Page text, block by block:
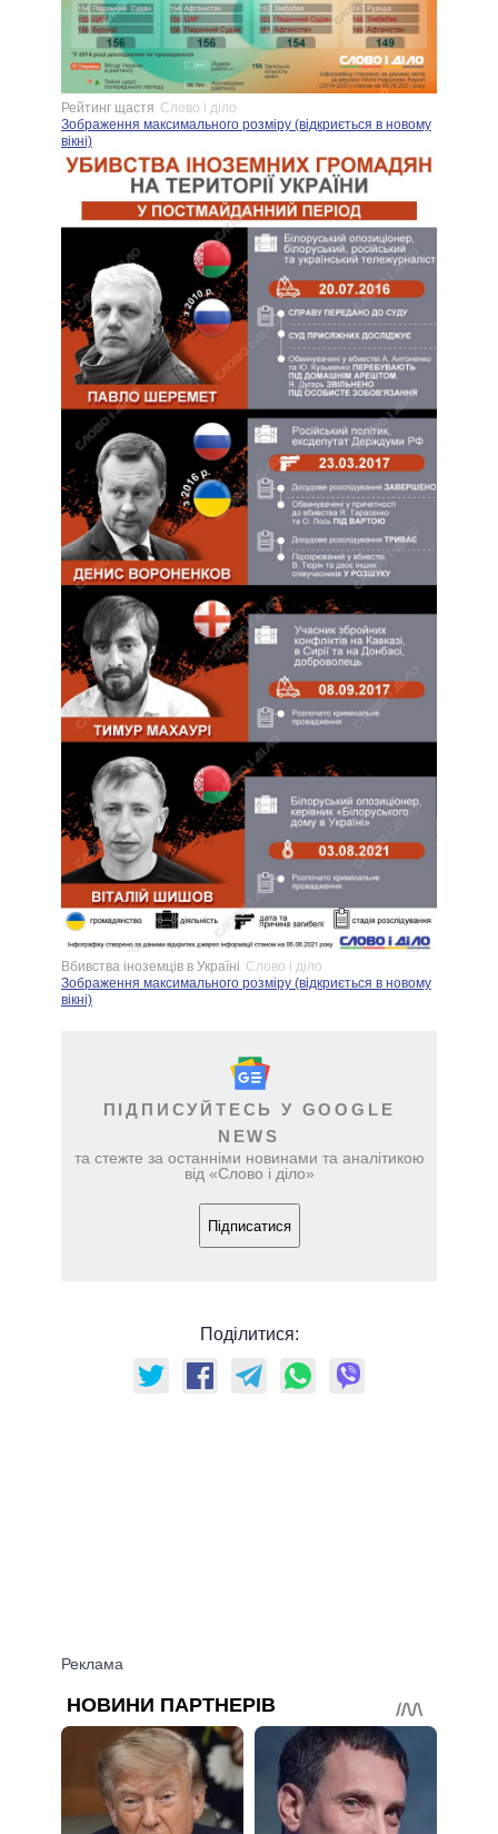
Рейтинг щастя Слово і діло
Зображення максимального розміру (відкриється в новому
вікні)
Вбивства іноземців в Україні Слово і діло
Зображення максимального розміру (відкриється в новому
вікні)
ПІДПИСУЙТЕСЬ У GOOGLE
NEWS
та стежте за останніми новинами та аналітикою
від «Слово і діло»
Підписатися
Поділитися: